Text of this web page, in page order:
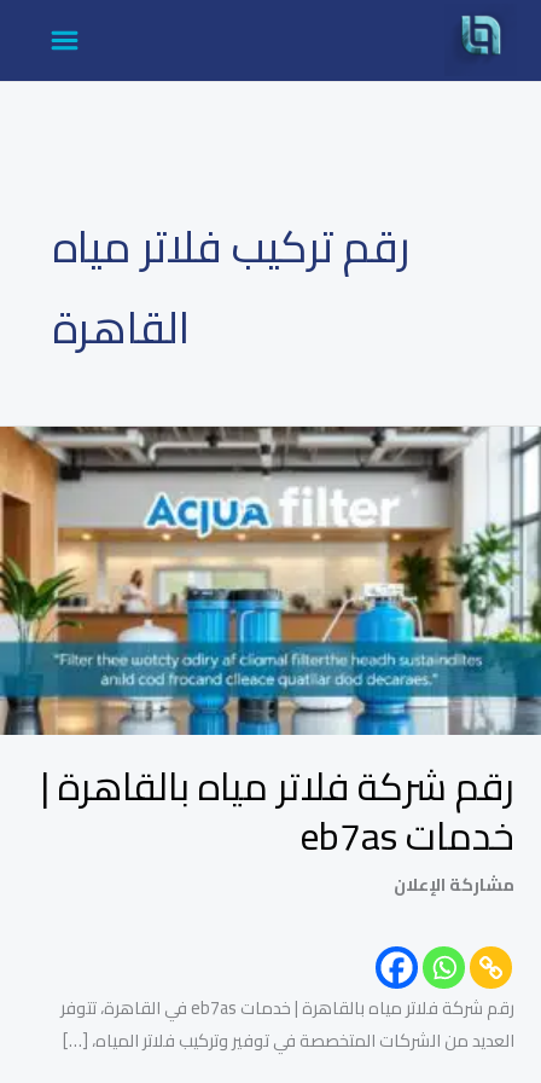
رقم تركيب فلاتر مياه
القاهرة
رقم شركة فلاتر مياه بالقاهرة |
خدمات eb7as
مشاركة الإعلان
رقم شركة فلاتر مياه بالقاهرة | خدمات eb7as في القاهرة، تتوفر
العديد من الشركات المتخصصة في توفير وتركيب فلاتر المياه، […]
رقم
فلاتر
مياه
بالقاهرة
|
خدمات
eb7as